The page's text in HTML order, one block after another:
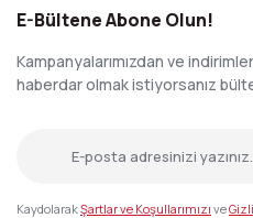
E-Bültene Abone Olun!
Kampanyalarımızdan ve
haberdar olmak istiyorsanız
KaydolarakŞartlar ve Koşullarımızı ve